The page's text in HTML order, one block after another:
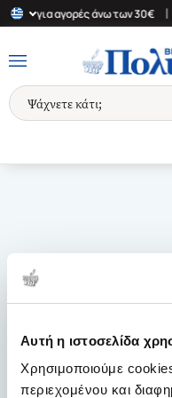
Αυτή η ιστοσελίδα
Χρησιμοποιούμε
περιεχομένου και
για αγορές άνω των 30€